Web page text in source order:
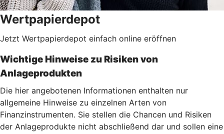
Wertpapierdepot
Jetzt Wertpapierdepot einfach online eröffnen
Wichtige Hinweise zu Risiken von
Anlageprodukten
Die hier angebotenen Informationen enthalten nur
allgemeine Hinweise zu einzelnen Arten von
Finanzinstrumenten. Sie stellen die Chancen und Risiken
der Anlageprodukte nicht abschließend dar und sollen eine